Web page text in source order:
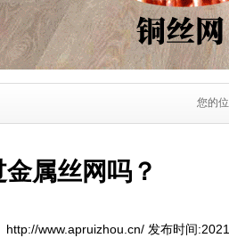
您的
属丝网吗？
http://www.apruizhou.cn/ 发布时间